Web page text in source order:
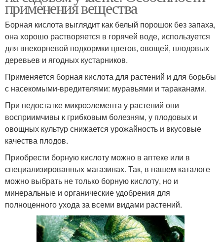
применения вещества
Борная кислота выглядит как белый порошок без запаха,
она хорошо растворяется в горячей воде, используется
для внекорневой подкормки цветов, овощей, плодовых
деревьев и ягодных кустарников.
Применяется борная кислота для растений и для борьбы
с насекомыми-вредителями: муравьями и тараканами.
При недостатке микроэлемента у растений они
восприимчивы к грибковым болезням, у плодовых и
овощных культур снижается урожайность и вкусовые
качества плодов.
Приобрести борную кислоту можно в аптеке или в
специализированных магазинах. Так, в нашем каталоге
можно выбрать не только борную кислоту, но и
минеральные и органические удобрения для
полноценного ухода за всеми видами растений.